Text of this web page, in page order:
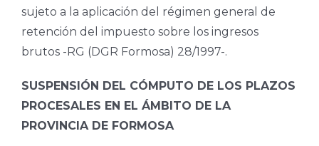
sujeto a la aplicación del régimen general de
retención del impuesto sobre los ingresos
brutos -RG (DGR Formosa) 28/1997-.
SUSPENSIÓN DEL CÓMPUTO DE LOS PLAZOS
PROCESALES EN EL ÁMBITO DE LA
PROVINCIA DE FORMOSA